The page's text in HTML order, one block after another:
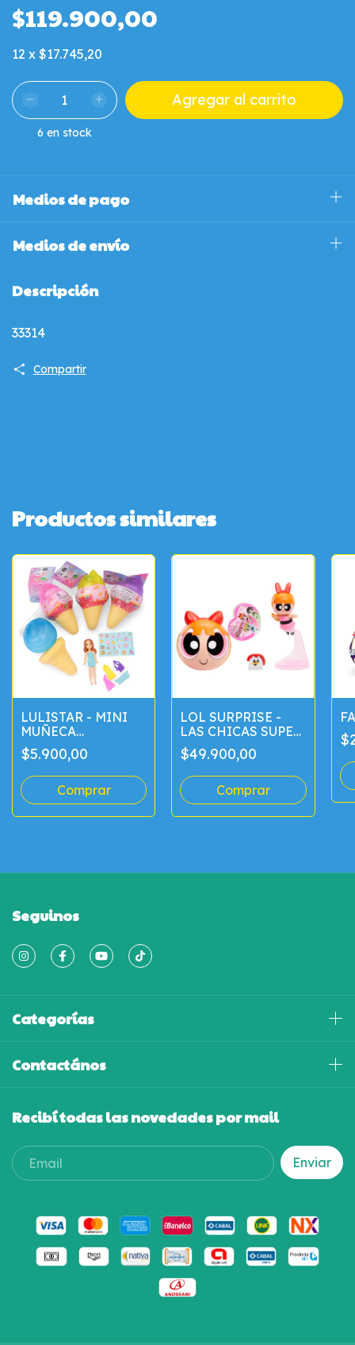
$119.900,00
12 x $17.745,20
6 en stock
Medios de pago
Medios de envío
Descripción
33314
Compartir
Productos similares
LULISTAR - MINI
MUÑECA
SORPRESA
$5.900,00
LOL SURPRISE -
LAS CHICAS SUPER
PODEROSAS
$49.900,00
Seguinos
Categorías
Contactános
Recibí todas las novedades por mail